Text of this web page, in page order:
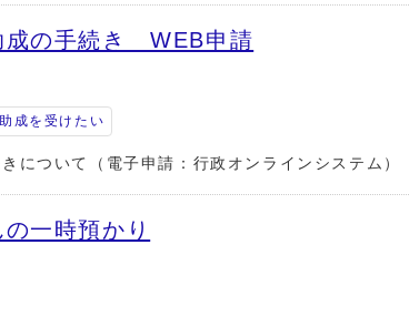
成の手続き WEB申請
成を受けたい
について（電子申請：行政オンラインシステム）
一時預かり